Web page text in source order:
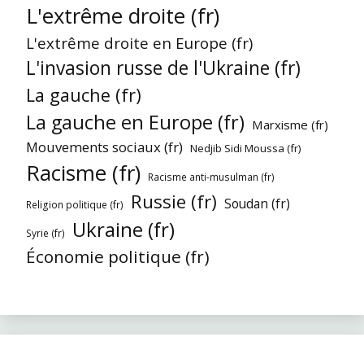
L'extrême droite (fr)
L'extrême droite en Europe (fr)
L'invasion russe de l'Ukraine (fr)
La gauche (fr)
La gauche en Europe (fr) Marxisme (fr)
Mouvements sociaux (fr) Nedjib Sidi Moussa (fr)
Racisme (fr) Racisme anti-musulman (fr)
Religion politique (fr) Russie (fr) Soudan (fr)
Syrie (fr) Ukraine (fr)
Économie politique (fr)